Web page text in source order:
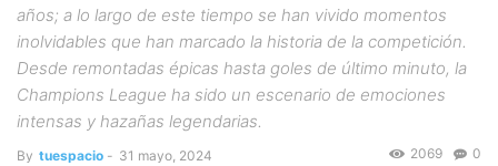
años; a lo largo de este tiempo se han vivido momentos
inolvidables que han marcado la historia de la competición.
Desde remontadas épicas hasta goles de último minuto, la
Champions League ha sido un escenario de emociones
intensas y hazañas legendarias.
By tuespacio - 31 mayo, 2024 0
2069